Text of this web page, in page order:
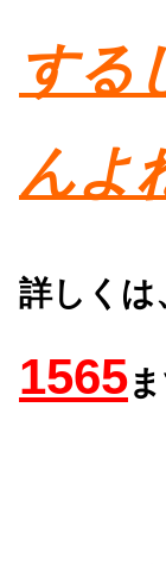
する
んよ
詳しくは
1565